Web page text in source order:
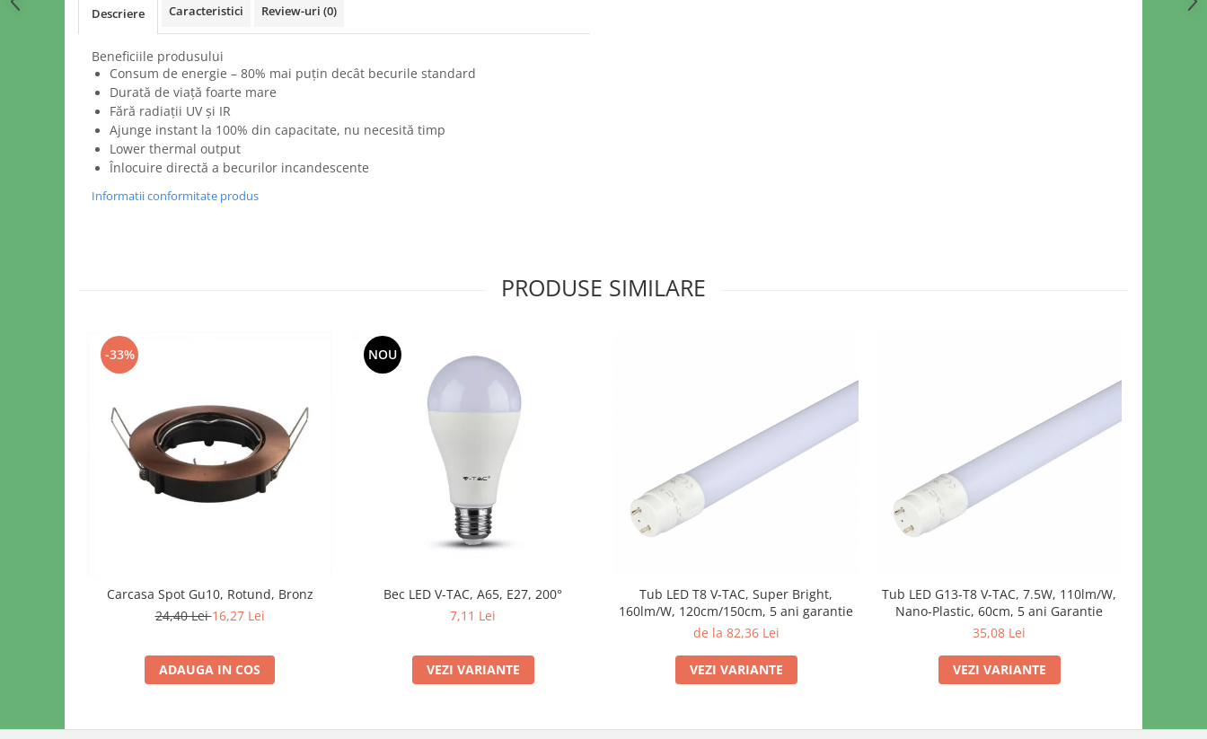
Descriere Caracteristici Review-uri (0)
Beneficiile produsului
Consum de energie – 80% mai puțin decât becurile standard
Durată de viață foarte mare
Fără radiații UV și IR
Ajunge instant la 100% din capacitate, nu necesită timp
Lower thermal output
Înlocuire directă a becurilor incandescente
Informatii conformitate produs
PRODUSE SIMILARE
-33%
Carcasa Spot Gu10, Rotund, Bronz
24,40 Lei16,27 Lei
ADAUGA IN COS
NOU
Bec LED V-TAC, A65, E27, 200°
7,11 Lei
VEZI VARIANTE
Tub LED T8 V-TAC, Super Bright,
160lm/W, 120cm/150cm, 5 ani garantie
de la 82,36 Lei
VEZI VARIANTE
Tub LED G13-T8 V-TAC, 7.5W, 110lm/W,
Nano-Plastic, 60cm, 5 ani Garantie
35,08 Lei
VEZI VARIANTE